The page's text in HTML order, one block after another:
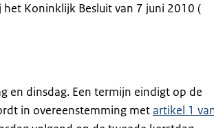
Koninklijk Besluit van 7 juni 2010 (
en dinsdag. Een termijn eindigt op de
in overeenstemming metartikel 1